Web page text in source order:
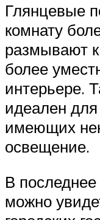
Глянцевые
комнату
размывают
более
интерьере.
идеален
имеющих
освещение.
В
можно